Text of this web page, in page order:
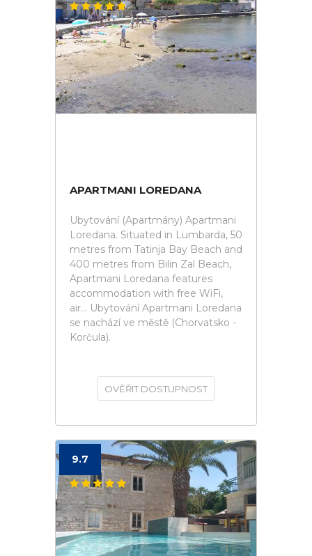
APARTMANI LOREDANA
Ubytování (Apartmány) Apartmani
Loredana. Situated in Lumbarda, 50
metres from Tatinja Bay Beach and
400 metres from Bilin Zal Beach,
Apartmani Loredana features
accommodation with free WiFi,
air... Ubytování Apartmani Loredana
se nachází ve městě (Chorvatsko -
Korčula).
OVĚŘIT DOSTUPNOST
9.7